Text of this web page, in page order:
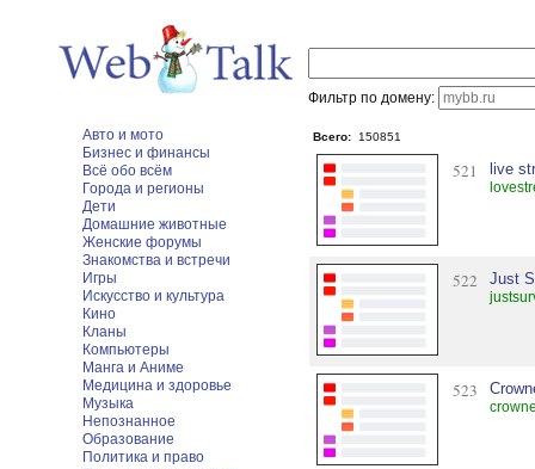
Фильтр по домену:
Авто и мото
Бизнес и финансы
Всё обо всём
Города и регионы
Дети
Домашние животные
Женские форумы
Знакомства и встречи
Игры
Искусство и культура
Кино
Кланы
Компьютеры
Манга и Аниме
Медицина и здоровье
Музыка
Непознанное
Образование
Политика и право
Всего: 150851
521 live
522 Just
523